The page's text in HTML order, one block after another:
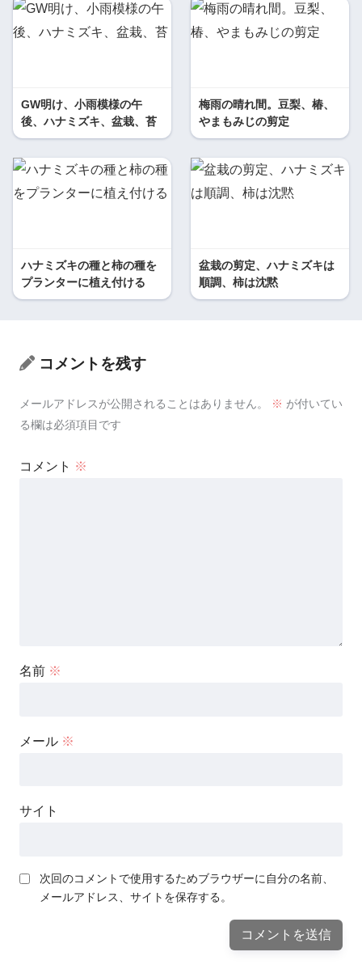
GW明け、小雨模様の午
後、ハナミズキ、盆栽、苔
梅雨の晴れ間。豆梨、椿、
やまもみじの剪定
ハナミズキの種と柿の種を
プランターに植え付ける
盆栽の剪定、ハナミズキは
順調、柿は沈黙
コメントを残す
メールアドレスが公開されることはありません。 ※ が付いてい
る欄は必須項目です
コメント ※
名前 ※
メール ※
サイト
次回のコメントで使用するためブラウザーに自分の名前、
メールアドレス、サイトを保存する。